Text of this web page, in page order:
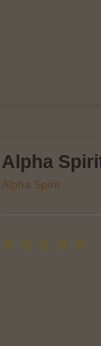
Alpha
Alpha Spirit